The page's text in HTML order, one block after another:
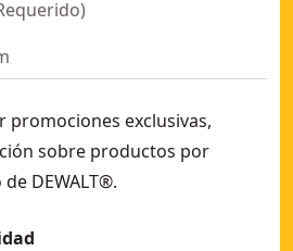
)
promociones exclusivas,
sobre productos por
DEWALT®.